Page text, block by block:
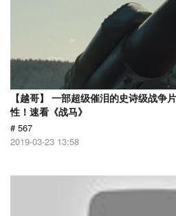
【越哥】 一部超级催泪的史诗级战争
性！速看《战马》
# 567
2019-03-23 13:58